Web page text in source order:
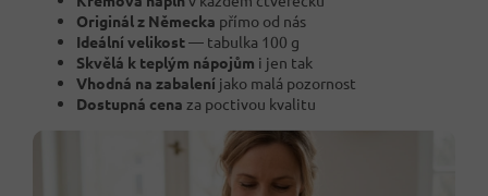
Originál z Německa přímo od nás
Ideální velikost— tabulka 100 g
Skvělá k teplým nápojům i jen tak
Vhodná na zabalení jako malá pozornost
Dostupná cena za poctivou kvalitu